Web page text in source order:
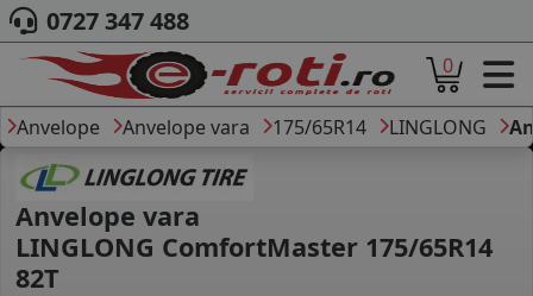
ACASA
DESPRE NOI
ANVELOPE
AUTO
CAMION
MOTO
0727 347 488
0
Anvelope Anvelope vara 175/65R14 LINGLONG
Anvelope vara
LINGLONG ComfortMaster 175/65R14
82T